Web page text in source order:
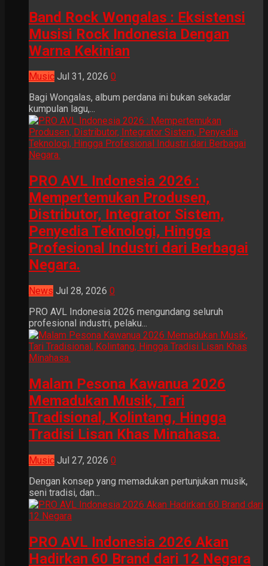
Band Rock Wongalas : Eksistensi
Musisi Rock Indonesia Dengan
Warna Kekinian
Music Jul 31, 2026 0
Bagi Wongalas, album perdana ini bukan sekadar
kumpulan lagu,...
PRO AVL Indonesia 2026 :
Mempertemukan Produsen,
Distributor, Integrator Sistem,
Penyedia Teknologi, Hingga
Profesional Industri dari Berbagai
Negara.
News Jul 28, 2026 0
PRO AVL Indonesia 2026 mengundang seluruh
profesional industri, pelaku...
Malam Pesona Kawanua 2026
Memadukan Musik, Tari
Tradisional, Kolintang, Hingga
Tradisi Lisan Khas Minahasa.
Music Jul 27, 2026 0
Dengan konsep yang memadukan pertunjukan musik,
seni tradisi, dan...
PRO AVL Indonesia 2026 Akan
Hadirkan 60 Brand dari 12 Negara